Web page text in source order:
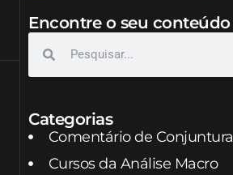
Encontre o seu conteúdo
Categorias
Comentário de Conjuntura
Cursos da Análise Macro